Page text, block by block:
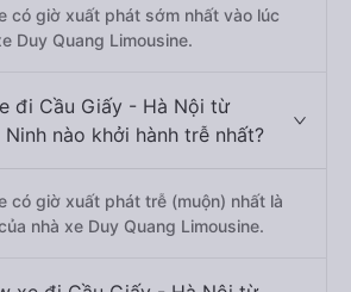
có giờ xuất phát sớm nhất vào lúc
Duy Quang Limousine.
đi Cầu Giấy - Hà Nội từ
nào khởi hành trễ nhất?
có giờ xuất phát trễ (muộn) nhất là
nhà xe Duy Quang Limousine.